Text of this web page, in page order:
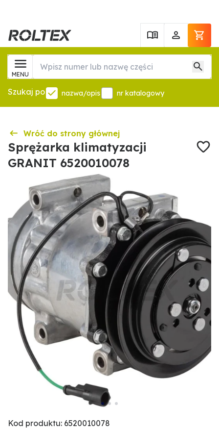
MENU
Szukaj po nazwa/opis nr katalogowy
Wróć do strony głównej
Sprężarka klimatyzacji
GRANIT 6520010078
Kod produktu: 6520010078